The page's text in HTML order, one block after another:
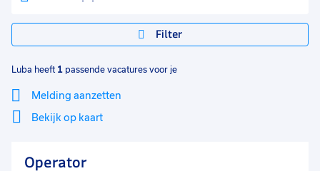
Filter
Luba heeft 1 passende vacatures voor je
Melding aanzetten
Bekijk op kaart
Sluiten
Operator